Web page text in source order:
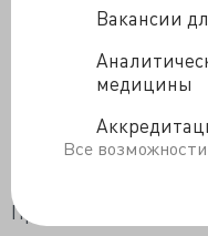
Вакансии
медицины
Все возможности
Как говорит
онколог Бадма
поработать.
А вот — уже век XIX,
Compagnie в 1870-
коллекции):
Произведение